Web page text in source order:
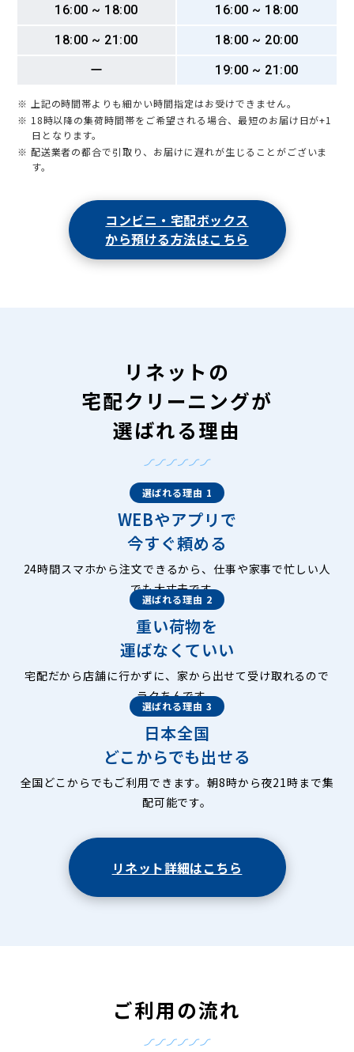
16:00 ~ 18:00
16:00 ~ 18:00
18:00 ~ 21:00
18:00 ~ 20:00
ー
19:00 ~ 21:00
※ 上記の時間帯よりも細かい時間指定はお受けできません。
※ 18時以降の集荷時間帯をご希望される場合、最短のお届け日が+1
日となります。
※ 配送業者の都合で引取り、お届けに遅れが生じることがございま
す。
コンビニ・宅配ボックス
から預ける方法はこちら
リネットの
宅配クリーニングが
選ばれる理由
選ばれる理由 1
WEBやアプリで
今すぐ頼める
24時間スマホから注文できるから、仕事や家事で忙しい人
でも大丈夫です。
選ばれる理由 2
重い荷物を
運ばなくていい
宅配だから店舗に行かずに、家から出せて受け取れるので
ラクちんです。
選ばれる理由 3
日本全国
どこからでも出せる
全国どこからでもご利用できます。朝8時から夜21時まで集
配可能です。
リネット詳細はこちら
ご利用の流れ